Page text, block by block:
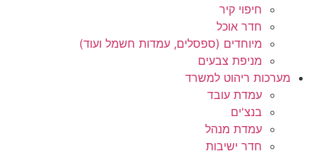
חיפוי קיר
חדר אוכל
מיוחדים (ספסלים, עמדות חשמל ועוד)
מניפת צבעים
מערכות ריהוט למשרד
עמדת עובד
בנצ'ים
עמדת מנהל
חדר ישיבות